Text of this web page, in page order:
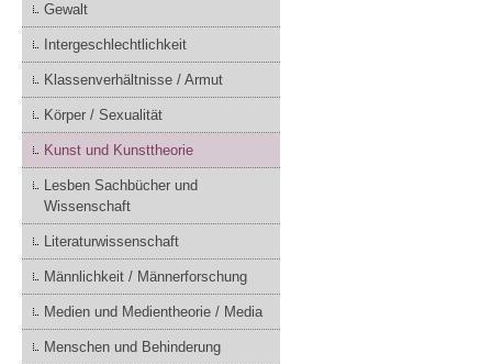
Gewalt
Intergeschlechtlichkeit
Klassenverhältnisse / Armut
Körper / Sexualität
Kunst und Kunsttheorie
Lesben Sachbücher und
Wissenschaft
Literaturwissenschaft
Männlichkeit / Männerforschung
Medien und Medientheorie / Media
Menschen und Behinderung